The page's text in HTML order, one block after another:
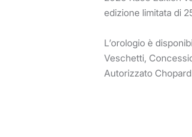
edizione limitata di
L’orologio è
Veschetti,
Autorizzato